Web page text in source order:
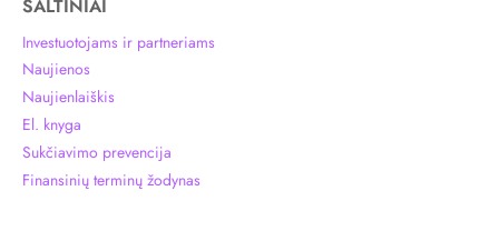
ŠALTINIAI
Investuotojams ir partneriams
Naujienos
Naujienlaiškis
El. knyga
Sukčiavimo prevencija
Finansinių terminų žodynas